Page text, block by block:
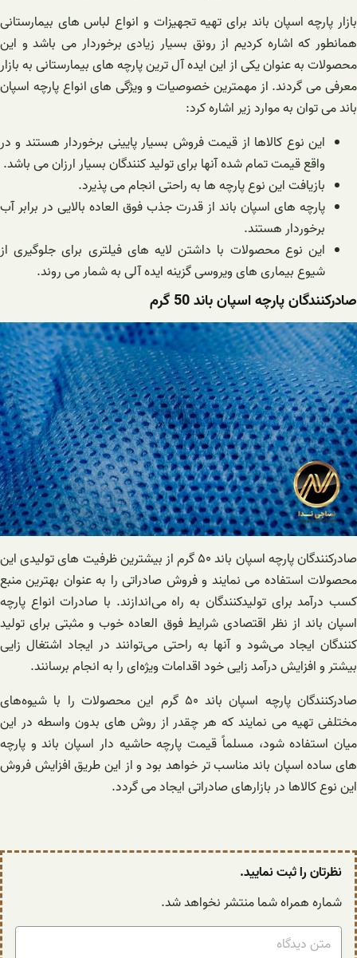
بازار پارچه اسپان باند برای تهیه تجهیزات و انواع لباس های بیمارستانی
همانطور که اشاره کردیم از رونق بسیار زیادی برخوردار می‌ باشد و این
محصولات به عنوان یکی از این ایده آل ترین پارچه های بیمارستانی به بازار
معرفی می گردند. از مهمترین خصوصیات و ویژگی های انواع پارچه اسپان
باند می توان به موارد زیر اشاره کرد:
این نوع کالاها از قیمت فروش بسیار پایینی برخوردار هستند و در
واقع قیمت تمام شده آنها برای تولید کنندگان بسیار ارزان می باشد.
بازیافت این نوع پارچه ها به راحتی انجام می پذیرد.
پارچه های اسپان باند از قدرت جذب فوق العاده بالایی در برابر آب
برخوردار هستند.
این نوع محصولات با داشتن لایه های فیلتری برای جلوگیری از
شیوع بیماری های ویروسی گزینه ایده آلی به شمار می روند.
صادرکنندگان پارچه اسپان باند 50 گرم
صادرکنندگان پارچه اسپان باند ۵۰ گرم از بیشترین ظرفیت های تولیدی این
محصولات استفاده می نمایند و فروش صادراتی را به عنوان بهترین منبع
کسب درآمد برای تولیدکنندگان به راه می‌اندازند. با صادرات انواع پارچه
اسپان باند از نظر اقتصادی شرایط فوق العاده خوب و مثبتی برای تولید
کنندگان ایجاد می‌شود و آنها به راحتی می‌توانند در ایجاد اشتغال زایی
بیشتر و افزایش درآمد زایی خود اقدامات ویژه‌ای را به انجام برسانند.
صادرکنندگان پارچه اسپان باند ۵۰ گرم این محصولات را با شیوه‌های
مختلفی تهیه می نمایند که هر چقدر از روش‌ های بدون واسطه در این
میان استفاده شود، مسلماً قیمت پارچه حاشیه دار اسپان باند و پارچه
های ساده اسپان باند مناسب تر خواهد بود و از این طریق افزایش فروش
این نوع کالاها در بازارهای صادراتی ایجاد می گردد.
نظرتان را ثبت نمایید.
شماره همراه شما منتشر نخواهد شد.